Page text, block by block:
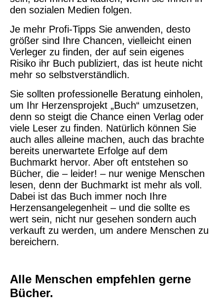
den sozialen Medien folgen.
Je mehr Profi-Tipps Sie anwenden, desto
größer sind Ihre Chancen, vielleicht einen
Verleger zu finden, der auf sein eigenes
Risiko ihr Buch publiziert, das ist heute nicht
mehr so selbstverständlich.
Sie sollten professionelle Beratung einholen,
um Ihr Herzensprojekt „Buch“ umzusetzen,
denn so steigt die Chance einen Verlag oder
viele Leser zu finden. Natürlich können Sie
auch alles alleine machen, auch das brachte
bereits unerwartete Erfolge auf dem
Buchmarkt hervor. Aber oft entstehen so
Bücher, die – leider! – nur wenige Menschen
lesen, denn der Buchmarkt ist mehr als voll.
Dabei ist das Buch immer noch Ihre
Herzensangelegenheit – und die sollte es
wert sein, nicht nur gesehen sondern auch
verkauft zu werden, um andere Menschen zu
bereichern.
Alle Menschen empfehlen gerne
Bücher.